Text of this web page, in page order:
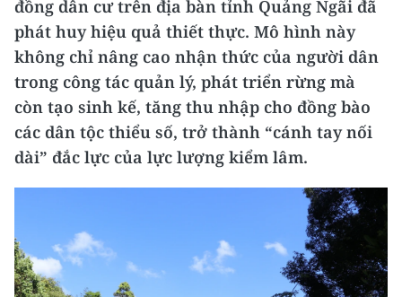
đồng dân cư trên địa bàn tỉnh Quảng Ngãi đã
phát huy hiệu quả thiết thực. Mô hình này
không chỉ nâng cao nhận thức của người dân
trong công tác quản lý, phát triển rừng mà
còn tạo sinh kế, tăng thu nhập cho đồng bào
các dân tộc thiểu số, trở thành “cánh tay nối
dài” đắc lực của lực lượng kiểm lâm.